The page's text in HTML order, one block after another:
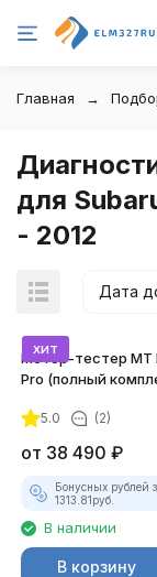
Главная
для
- 2012
Дата
хит
Мотор-тестер MT
Pro (полный
5.0 (2)
от 38 490 ₽
Бонусных рублей
1313.81руб.
В наличии
В корзину